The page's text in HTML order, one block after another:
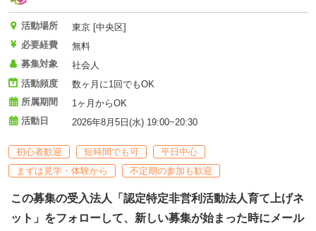
活動場所
東京 [中央区]
必要経費
無料
募集対象
社会人
活動頻度
数ヶ月に1回でもOK
所属期間
1ヶ月からOK
活動日
2026年8月5日(水) 19:00~20:30
初心者歓迎 短時間でも可
平日中心
まずは見学・体験から
不定期の参加も歓迎
この募集の受入法人「認定特定非営利活動法人育て上げネ
ット」をフォローして、新しい募集が始まった時にメール